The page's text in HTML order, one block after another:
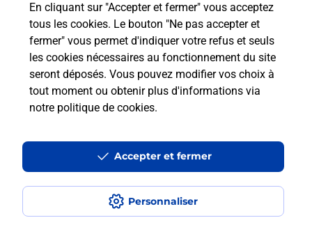
En cliquant sur "Accepter et fermer" vous acceptez
tous les cookies. Le bouton "Ne pas accepter et
fermer" vous permet d'indiquer votre refus et seuls
les cookies nécessaires au fonctionnement du site
seront déposés. Vous pouvez modifier vos choix à
tout moment ou obtenir plus d'informations via
notre politique de cookies.
Personnaliser
Accepter et fermer
Combien de temps est valable le
code bateau ?
Peut-on passer le permis bateau
avec le CPF ?
Haute-Saône HERICOURT
Code Bateau